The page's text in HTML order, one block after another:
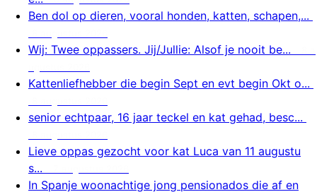
Ben dol op dieren, vooral honden, katten, schapen,...
Wij: Twee oppassers. Jij/Jullie: Alsof je nooit be...
Kattenliefhebber die begin Sept en evt begin Okt o...
senior echtpaar, 16 jaar teckel en kat gehad, besc...
Lieve oppas gezocht voor kat Luca van 11 augustu
s...
In Spanje woonachtige jong pensionados die af en